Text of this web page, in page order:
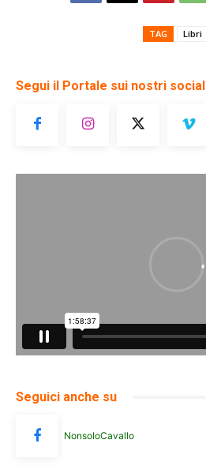
TAG Libri
Segui il Portale sui nostri social
Seguici anche su
NonsoloCavallo